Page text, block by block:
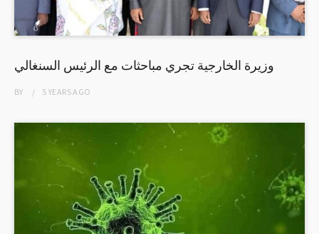
وزيرة الخارجية تجري مباحثات مع الرئيس السنغالي
BY 5 YEARSAGO